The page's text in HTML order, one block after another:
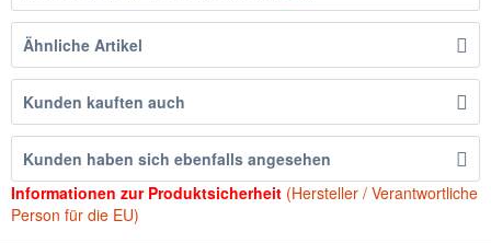
Ähnliche Artikel
Kunden kauften auch
Kunden haben sich ebenfalls angesehen
Informationen zur Produktsicherheit (Hersteller / Verantwortliche
Person für die EU)